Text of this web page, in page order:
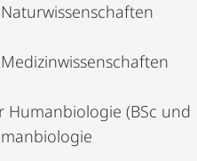
Humanbiologie (BSc und